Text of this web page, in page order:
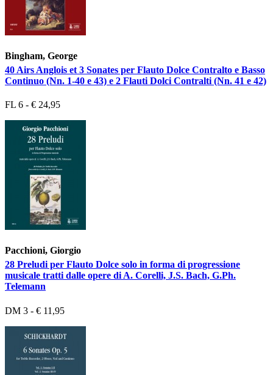
Bingham, George
40 Airs Anglois et 3 Sonates per Flauto Dolce Contralto e Basso
Continuo (Nn. 1-40 e 43) e 2 Flauti Dolci Contralti (Nn. 41 e 42)
FL 6 - € 24,95
Pacchioni, Giorgio
28 Preludi per Flauto Dolce solo in forma di progressione
musicale tratti dalle opere di A. Corelli, J.S. Bach, G.Ph.
Telemann
DM 3 - € 11,95